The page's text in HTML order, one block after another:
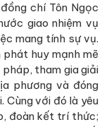
chí Tôn Ngọc
giao nhiệm vụ
mang tính sự vụ.
huy mạnh mẽ
tham gia giải
phương và đóng
Cùng với đó là yêu
đoàn kết trí thức;